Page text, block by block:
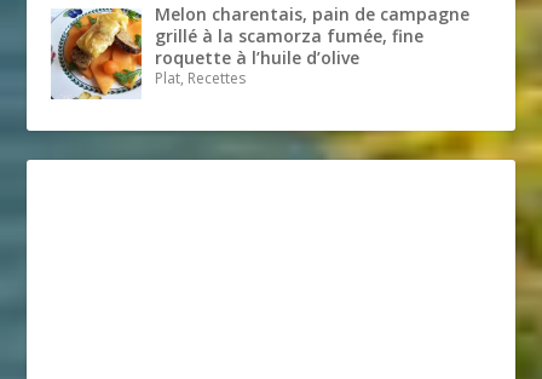
Melon charentais, pain de campagne
grillé à la scamorza fumée, fine
roquette à l’huile d’olive
Plat, Recettes